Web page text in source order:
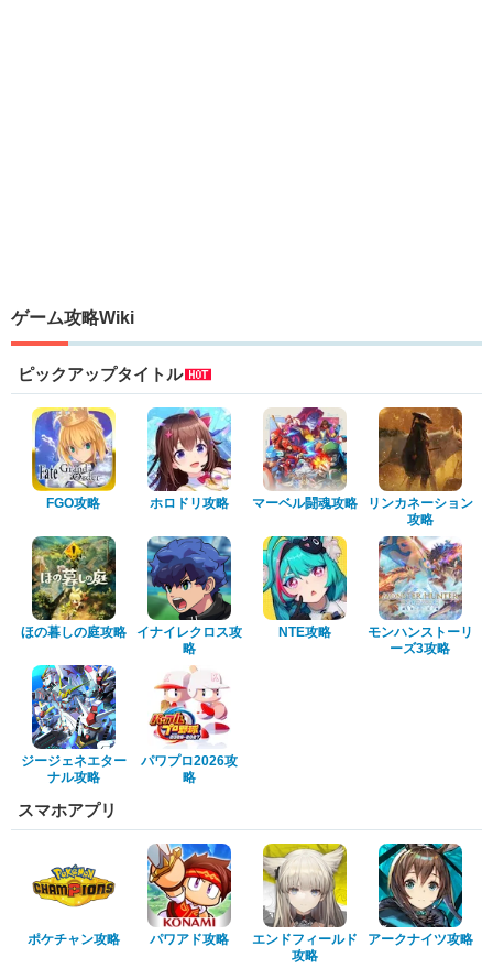
ゲーム攻略Wiki
ピックアップタイトル
FGO攻略 ホロドリ攻略 マーベル闘魂攻略
リンカネーション
攻略
ほの暮しの庭攻略
イナイレクロス攻
略
NTE攻略
モンハンストーリ
ーズ3攻略
ジージェネエター
ナル攻略
パワプロ2026攻
略
スマホアプリ
ポケチャン攻略 パワアド攻略
エンドフィールド
攻略
アークナイツ攻略